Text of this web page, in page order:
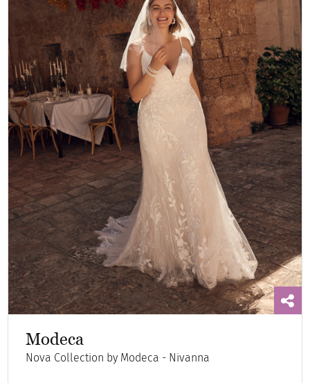
Modeca
Nova Collection by Modeca - Nivanna